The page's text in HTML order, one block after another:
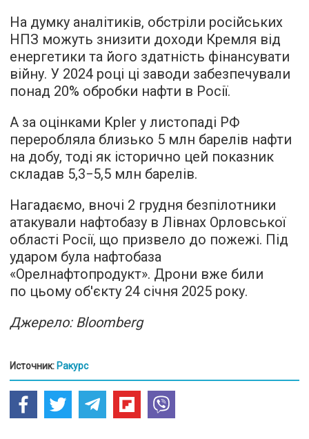
На думку аналітиків, обстріли російських
НПЗ можуть знизити доходи Кремля від
енергетики та його здатність фінансувати
війну. У 2024 році ці заводи забезпечували
понад 20% обробки нафти в Росії.
А за оцінками Kpler у листопаді РФ
переробляла близько 5 млн барелів нафти
на добу, тоді як історично цей показник
складав 5,3−5,5 млн барелів.
Нагадаємо, вночі 2 грудня безпілотники
атакували нафтобазу в Лівнах Орловської
області Росії, що призвело до пожежі. Під
ударом була нафтобаза
«Орелнафтопродукт». Дрони вже били
по цьому об'єкту 24 січня 2025 року.
Джерело: Bloomberg
Источник: Ракурс